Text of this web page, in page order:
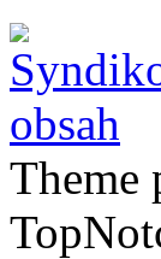
Theme